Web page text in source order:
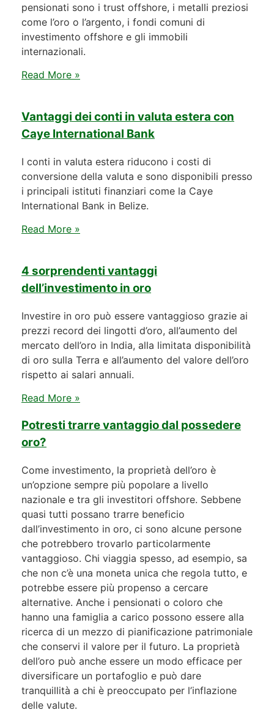
pensionati sono i trust offshore, i metalli preziosi
come l’oro o l’argento, i fondi comuni di
investimento offshore e gli immobili
internazionali.
Read More »
Vantaggi dei conti in valuta estera con
Caye International Bank
I conti in valuta estera riducono i costi di
conversione della valuta e sono disponibili presso
i principali istituti finanziari come la Caye
International Bank in Belize.
Read More »
4 sorprendenti vantaggi
dell’investimento in oro
Investire in oro può essere vantaggioso grazie ai
prezzi record dei lingotti d’oro, all’aumento del
mercato dell’oro in India, alla limitata disponibilità
di oro sulla Terra e all’aumento del valore dell’oro
rispetto ai salari annuali.
Read More »
Potresti trarre vantaggio dal possedere
oro?
Come investimento, la proprietà dell’oro è
un’opzione sempre più popolare a livello
nazionale e tra gli investitori offshore. Sebbene
quasi tutti possano trarre beneficio
dall’investimento in oro, ci sono alcune persone
che potrebbero trovarlo particolarmente
vantaggioso. Chi viaggia spesso, ad esempio, sa
che non c’è una moneta unica che regola tutto, e
potrebbe essere più propenso a cercare
alternative. Anche i pensionati o coloro che
hanno una famiglia a carico possono essere alla
ricerca di un mezzo di pianificazione patrimoniale
che conservi il valore per il futuro. La proprietà
dell’oro può anche essere un modo efficace per
diversificare un portafoglio e può dare
tranquillità a chi è preoccupato per l’inflazione
delle valute.